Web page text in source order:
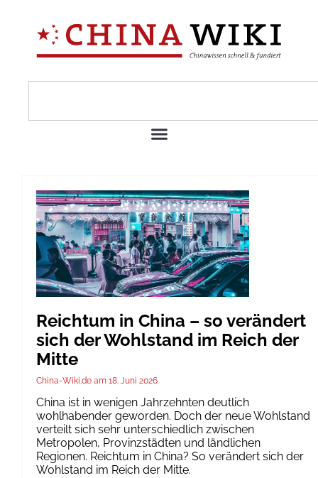
Reichtum in China – so verändert
sich der Wohlstand im Reich der
Mitte
China-Wiki.de 18. Juni 2026
China ist in wenigen Jahrzehnten deutlich
wohlhabender geworden. Doch der neue Wohlstand
verteilt sich sehr unterschiedlich zwischen
Metropolen, Provinzstädten und ländlichen
Regionen. Reichtum in China? So verändert sich der
Wohlstand im Reich der Mitte.